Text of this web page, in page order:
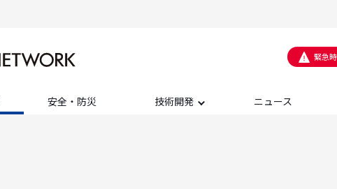
緊急時
安全・防災 技術開発 ニュース